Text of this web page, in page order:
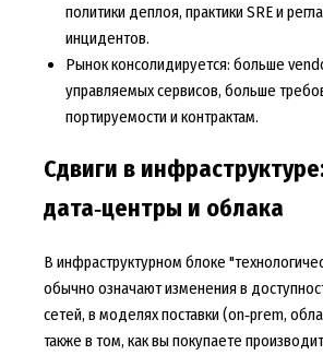
политики деплоя, практики SRE и
инцидентов.
Рынок консолидируется: больше
управляемых сервисов, больше
портируемости и контрактам.
Сдвиги в
дата‑центры и облака
В инфраструктурном блоке
обычно означают изменения в
сетей, в моделях поставки (on‑prem,
также в том, как вы покупаете